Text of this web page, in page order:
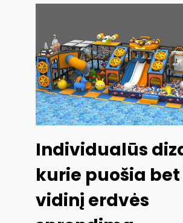
Individualūs
kurie puošia
vidinį erdvės